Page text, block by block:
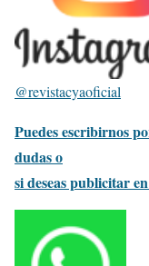
@revistacyaoficial
Puedes escribirnos
dudas o
si deseas publicitar